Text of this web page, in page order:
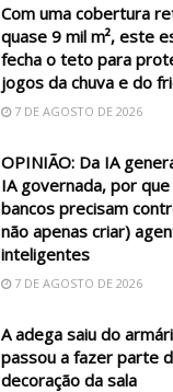
Com uma cobertura
quase 9 mil m², este
fecha o teto para
jogos da chuva e do
7 DE AGOSTO DE 2026
OPINIÃO: Da IA
IA governada, por
bancos precisam
não apenas criar)
inteligentes
7 DE AGOSTO DE 2026
A adega saiu do
passou a fazer parte
decoração da sala